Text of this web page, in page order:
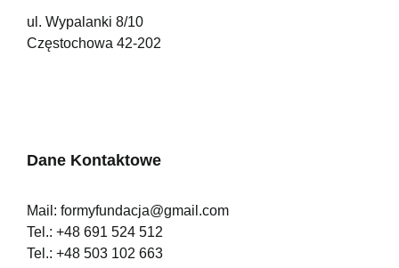
ul. Wypalanki 8/10
Częstochowa 42-202
Dane Kontaktowe
Mail: formyfundacja@gmail.com
Tel.: +48 691 524 512
Tel.: +48 503 102 663